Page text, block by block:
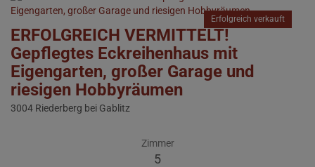
Erfolgreich verkauft
ERFOLGREICH VERMITTELT!
Gepflegtes Eckreihenhaus mit
Eigengarten, großer Garage und
riesigen Hobbyräumen
3004 Riederberg bei Gablitz
Zimmer
5